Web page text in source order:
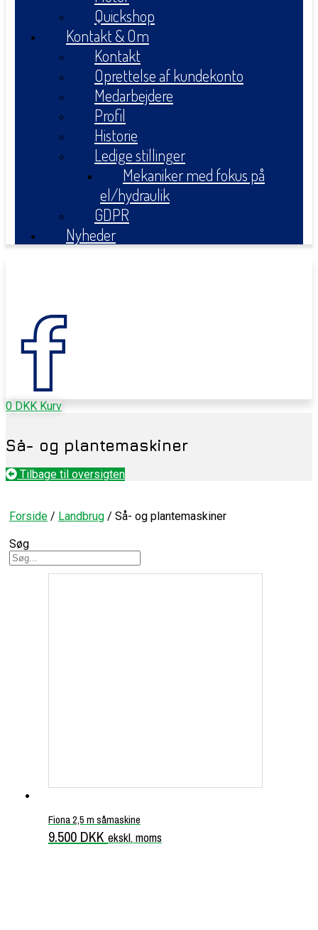
Quickshop
Kontakt & Om
Kontakt
Oprettelse af kundekonto
Medarbejdere
Profil
Historie
Ledige stillinger
Mekaniker med fokus på
el/hydraulik
GDPR
Nyheder
0 DKK Kurv
Så- og plantemaskiner
Tilbage til oversigten
Forside / Landbrug / Så- og plantemaskiner
Søg
Fiona 2,5 m såmaskine
9.500 DKK ekskl. moms